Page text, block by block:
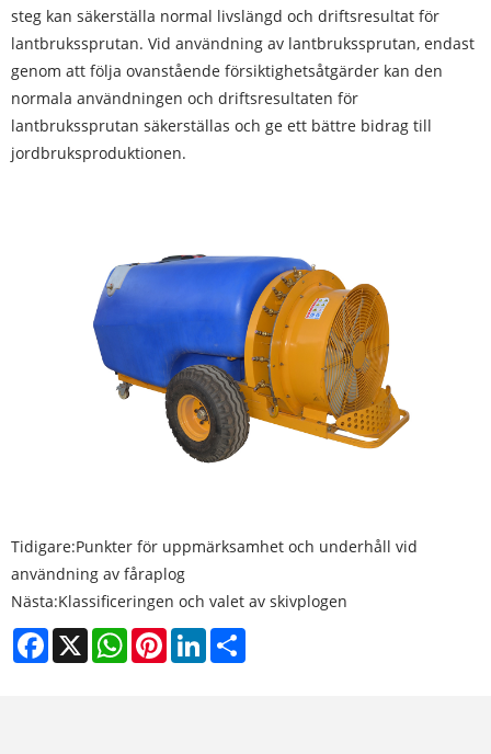
steg kan säkerställa normal livslängd och driftsresultat för
lantbrukssprutan. Vid användning av lantbrukssprutan, endast
genom att följa ovanstående försiktighetsåtgärder kan den
normala användningen och driftsresultaten för
lantbrukssprutan säkerställas och ge ett bättre bidrag till
jordbruksproduktionen.
Tidigare:Punkter för uppmärksamhet och underhåll vid
användning av fåraplog
Nästa:Klassificeringen och valet av skivplogen
Facebook
X WhatsAppPinterestLinkedIn